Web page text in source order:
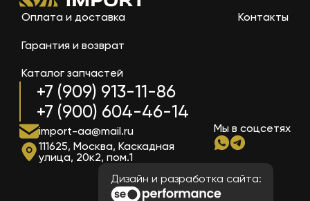
+7 (909) 913-11-86
+7 (900) 604-46-14
Оплата и доставка
Гарантия и возврат
Каталог запчастей
Контакты
import-aa@mail.ru
111625, Москва, Каскадная
улица, 20к2, пом.1
Мы в соцсетях
Дизайн и разработка сайта: